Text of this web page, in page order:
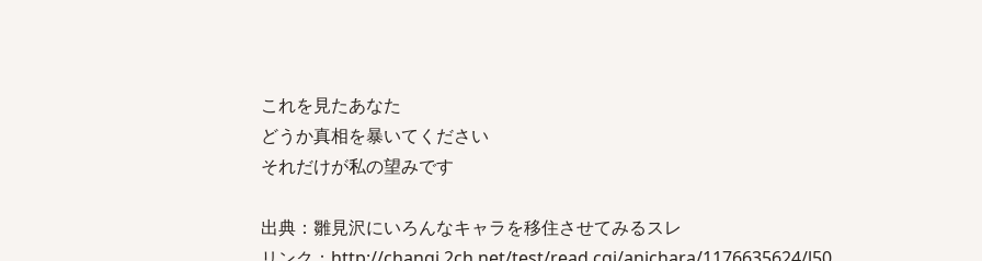
これを見たあなた
どうか真相を暴いてください
それだけが私の望みです
出典：雛見沢にいろんなキャラを移住させてみるスレ